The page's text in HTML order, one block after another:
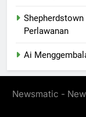
Shepherdstown
Perlawanan
Ai
Newsmatic -